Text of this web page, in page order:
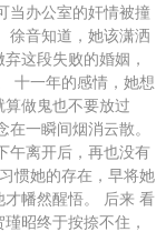
当办公室的奸情被撞
徐音知道，她该潇洒
这段失败的婚姻，
十一年的感情，她想
做鬼也不要放过
一瞬间烟消云散。
午离开后，再也没有
惯她的存在，早将她
幡然醒悟。 后来 看
昭终于按捺不住，